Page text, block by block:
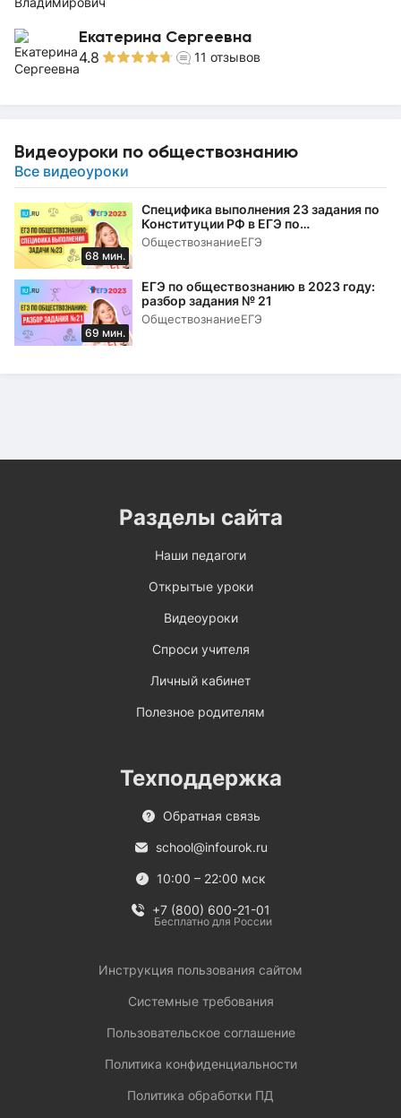
Екатерина Сергеевна
4.8 11 отзывов
Видеоуроки по обществознанию
Все видеоуроки
68 мин.
Специфика выполнения 23 задания по
Конституции РФ в ЕГЭ по
обществознанию в 2023 году
ОбществознаниеЕГЭ
69 мин.
ЕГЭ по обществознанию в 2023 году:
разбор задания № 21
ОбществознаниеЕГЭ
Разделы сайта
Наши педагоги
Открытые уроки
Видеоуроки
Спроси учителя
Личный кабинет
Полезное родителям
Техподдержка
Обратная связь
school@infourok.ru
10:00 – 22:00 мск
+7 (800) 600-21-01
Бесплатно для России
Инструкция пользования сайтом
Системные требования
Пользовательское соглашение
Политика конфиденциальности
Политика обработки ПД